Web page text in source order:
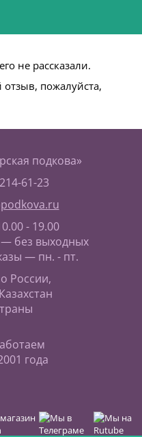
не рассказали.
отзыв, пожалуйста,
подкова»
61-23
- 19.00
без выходных
— пн. - пт.
России,
года